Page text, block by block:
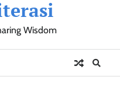
Wisdom
Ulasan
Opini